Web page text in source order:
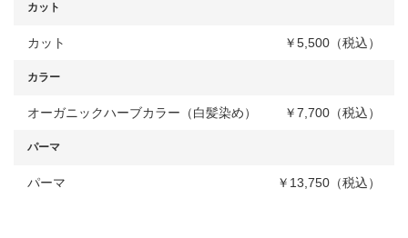
カット
カット ￥5,500（税込）
カラー
オーガニックハーブカラー（白髪染め） ￥7,700（税込）
パーマ
パーマ ￥13,750（税込）